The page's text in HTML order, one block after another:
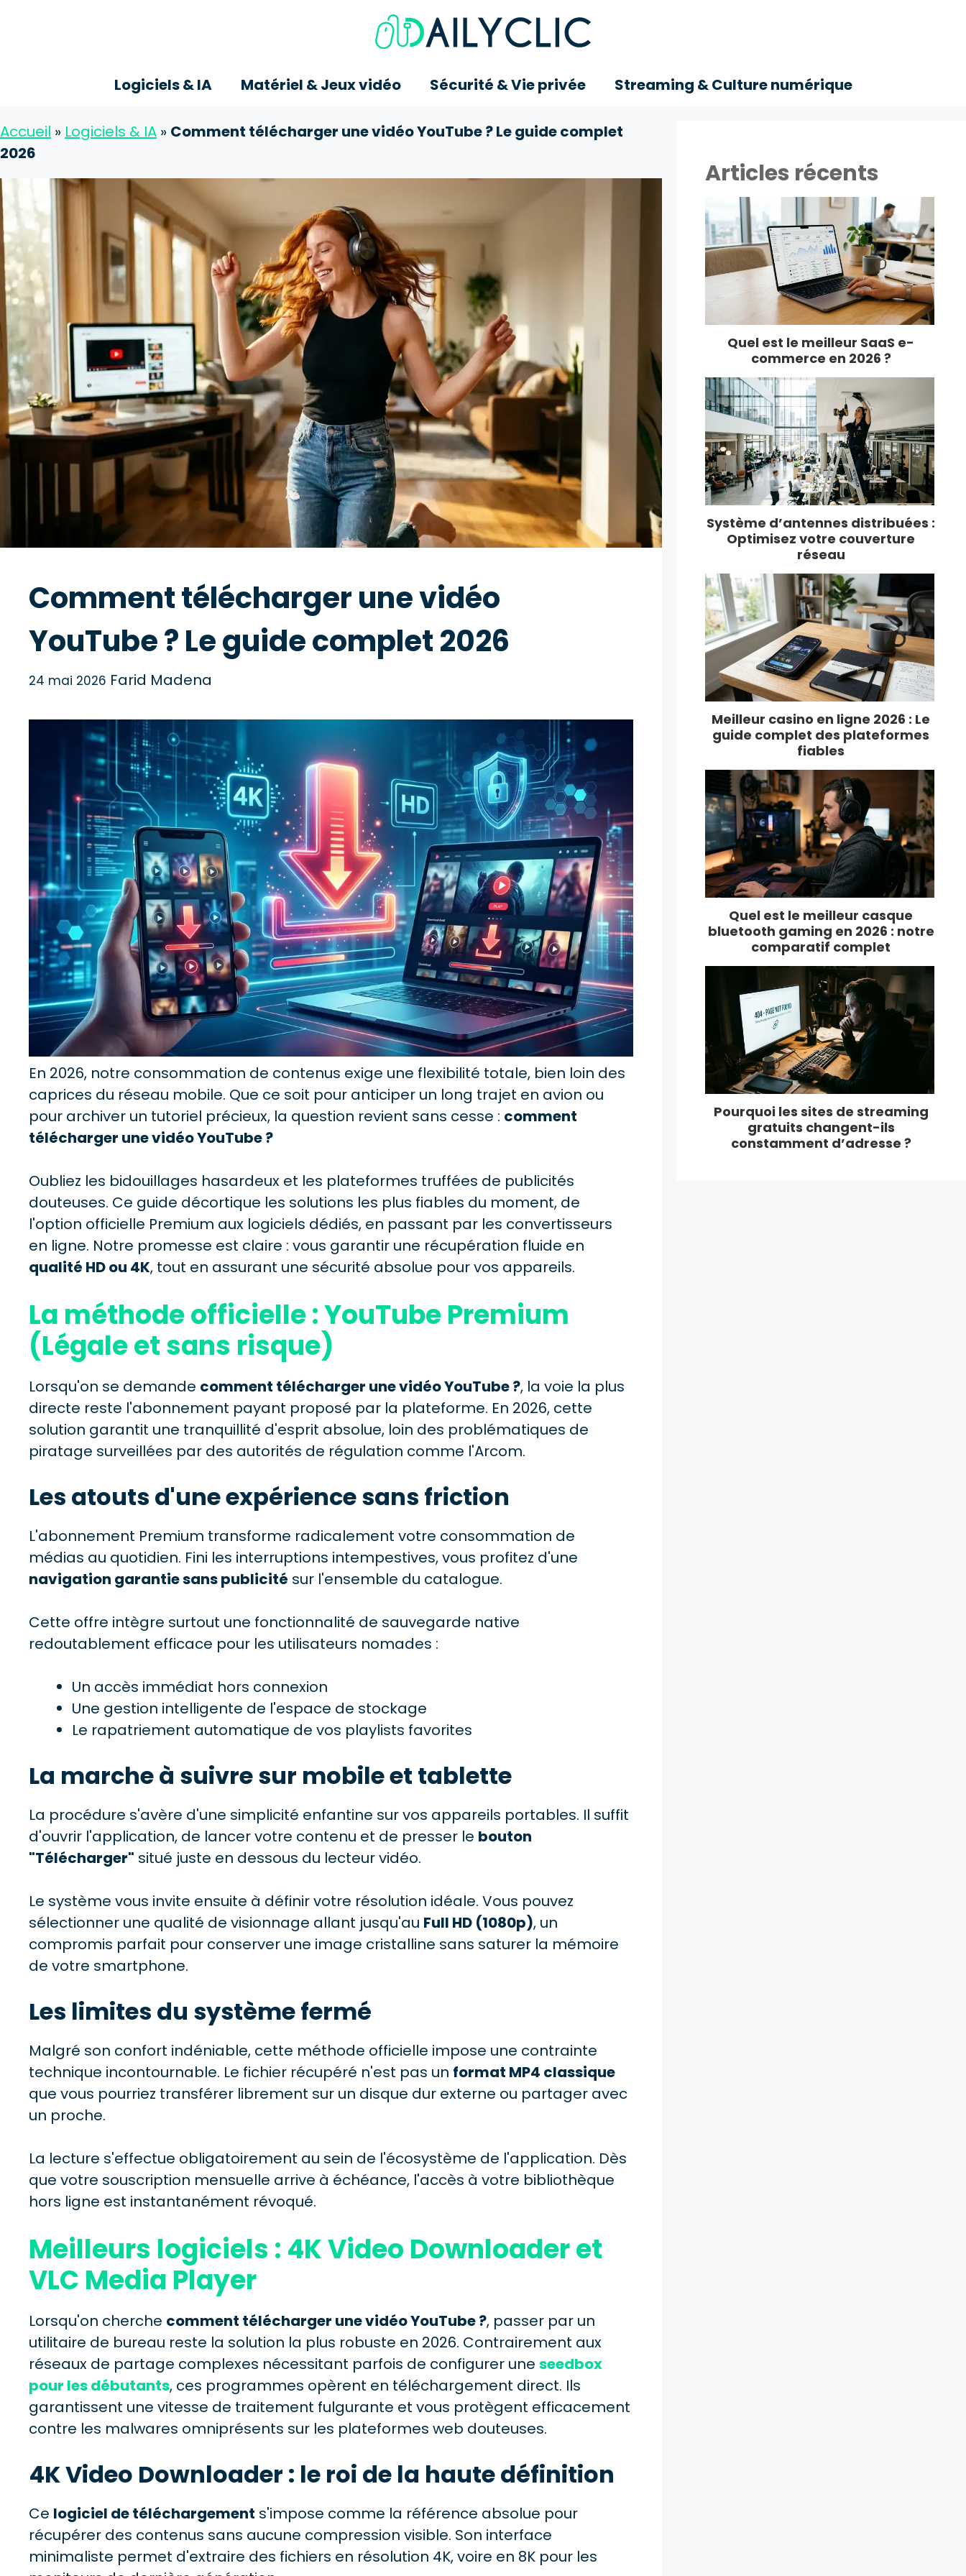
Logiciels & IA
Matériel & Jeux vidéo Sécurité & Vie privée Streaming & Culture numérique
Accueil » Logiciels & IA » Comment télécharger une vidéo YouTube ? Le guide complet
2026
Comment télécharger une vidéo
YouTube ? Le guide complet 2026
24 mai 2026 Farid Madena
En 2026, notre consommation de contenus exige une flexibilité totale, bien loin des
caprices du réseau mobile. Que ce soit pour anticiper un long trajet en avion ou
pour archiver un tutoriel précieux, la question revient sans cesse : comment
télécharger une vidéo YouTube ?
Oubliez les bidouillages hasardeux et les plateformes truffées de publicités
douteuses. Ce guide décortique les solutions les plus fiables du moment, de
l'option officielle Premium aux logiciels dédiés, en passant par les convertisseurs
en ligne. Notre promesse est claire : vous garantir une récupération fluide en
qualité HD ou 4K, tout en assurant une sécurité absolue pour vos appareils.
La méthode officielle : YouTube Premium
(Légale et sans risque)
Lorsqu'on se demande comment télécharger une vidéo YouTube ?, la voie la plus
directe reste l'abonnement payant proposé par la plateforme. En 2026, cette
solution garantit une tranquillité d'esprit absolue, loin des problématiques de
piratage surveillées par des autorités de régulation comme l'Arcom.
Les atouts d'une expérience sans friction
L'abonnement Premium transforme radicalement votre consommation de
médias au quotidien. Fini les interruptions intempestives, vous profitez d'une
navigation garantie sans publicité sur l'ensemble du catalogue.
Cette offre intègre surtout une fonctionnalité de sauvegarde native
redoutablement efficace pour les utilisateurs nomades :
Un accès immédiat hors connexion
Une gestion intelligente de l'espace de stockage
Le rapatriement automatique de vos playlists favorites
La marche à suivre sur mobile et tablette
La procédure s'avère d'une simplicité enfantine sur vos appareils portables. Il suffit
d'ouvrir l'application, de lancer votre contenu et de presser le bouton
"Télécharger" situé juste en dessous du lecteur vidéo.
Le système vous invite ensuite à définir votre résolution idéale. Vous pouvez
sélectionner une qualité de visionnage allant jusqu'au Full HD (1080p), un
compromis parfait pour conserver une image cristalline sans saturer la mémoire
de votre smartphone.
Les limites du système fermé
Malgré son confort indéniable, cette méthode officielle impose une contrainte
technique incontournable. Le fichier récupéré n'est pas un format MP4 classique
que vous pourriez transférer librement sur un disque dur externe ou partager avec
un proche.
La lecture s'effectue obligatoirement au sein de l'écosystème de l'application. Dès
que votre souscription mensuelle arrive à échéance, l'accès à votre bibliothèque
hors ligne est instantanément révoqué.
Meilleurs logiciels : 4K Video Downloader et
VLC Media Player
Lorsqu'on cherche comment télécharger une vidéo YouTube ?, passer par un
utilitaire de bureau reste la solution la plus robuste en 2026. Contrairement aux
réseaux de partage complexes nécessitant parfois de configurer une seedbox
pour les débutants, ces programmes opèrent en téléchargement direct. Ils
garantissent une vitesse de traitement fulgurante et vous protègent efficacement
contre les malwares omniprésents sur les plateformes web douteuses.
4K Video Downloader : le roi de la haute définition
Ce logiciel de téléchargement s'impose comme la référence absolue pour
récupérer des contenus sans aucune compression visible. Son interface
minimaliste permet d'extraire des fichiers en résolution 4K, voire en 8K pour les
Articles récents
Quel est le meilleur SaaS e-
commerce en 2026 ?
Système d’antennes distribuées :
Optimisez votre couverture
réseau
Meilleur casino en ligne 2026 : Le
guide complet des plateformes
fiables
Quel est le meilleur casque
bluetooth gaming en 2026 : notre
comparatif complet
Pourquoi les sites de streaming
gratuits changent-ils
constamment d’adresse ?